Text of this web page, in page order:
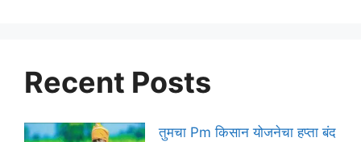
Recent Posts
तुमचा Pm किसान योजनेचा हप्ता बंद